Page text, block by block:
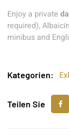
Enjoy a private
required),
minibus and
Kategorien:
Teilen Sie